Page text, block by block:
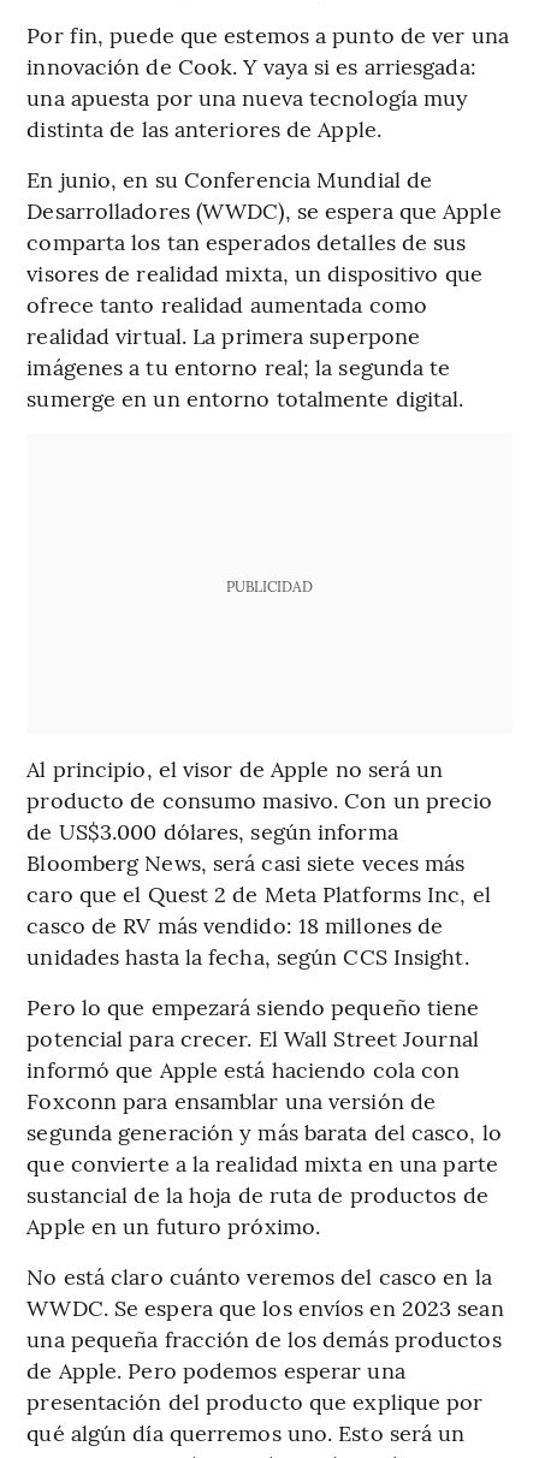
Por fin, puede que estemos a punto de ver una
innovación de Cook. Y vaya si es arriesgada:
una apuesta por una nueva tecnología muy
distinta de las anteriores de Apple.
En junio, en su Conferencia Mundial de
Desarrolladores (WWDC), se espera que Apple
comparta los tan esperados detalles de sus
visores de realidad mixta, un dispositivo que
ofrece tanto realidad aumentada como
realidad virtual. La primera superpone
imágenes a tu entorno real; la segunda te
sumerge en un entorno totalmente digital.
PUBLICIDAD
Al principio, el visor de Apple no será un
producto de consumo masivo. Con un precio
de US$3.000 dólares, según informa
Bloomberg News, será casi siete veces más
caro que el Quest 2 de Meta Platforms Inc, el
casco de RV más vendido: 18 millones de
unidades hasta la fecha, según CCS Insight.
Pero lo que empezará siendo pequeño tiene
potencial para crecer. El Wall Street Journal
informó que Apple está haciendo cola con
Foxconn para ensamblar una versión de
segunda generación y más barata del casco, lo
que convierte a la realidad mixta en una parte
sustancial de la hoja de ruta de productos de
Apple en un futuro próximo.
No está claro cuánto veremos del casco en la
WWDC. Se espera que los envíos en 2023 sean
una pequeña fracción de los demás productos
de Apple. Pero podemos esperar una
presentación del producto que explique por
qué algún día querremos uno. Esto será un